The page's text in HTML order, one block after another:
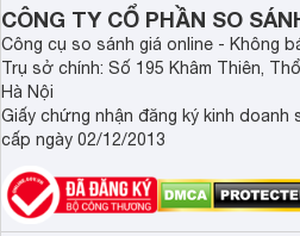
CÔNG TY CỔ PHẦN SO
Công cụ so sánh giá online - Không
Trụ sở chính: Số 195 Khâm Thiên,
Hà Nội
Giấy chứng nhận đăng ký kinh doanh
cấp ngày 02/12/2013